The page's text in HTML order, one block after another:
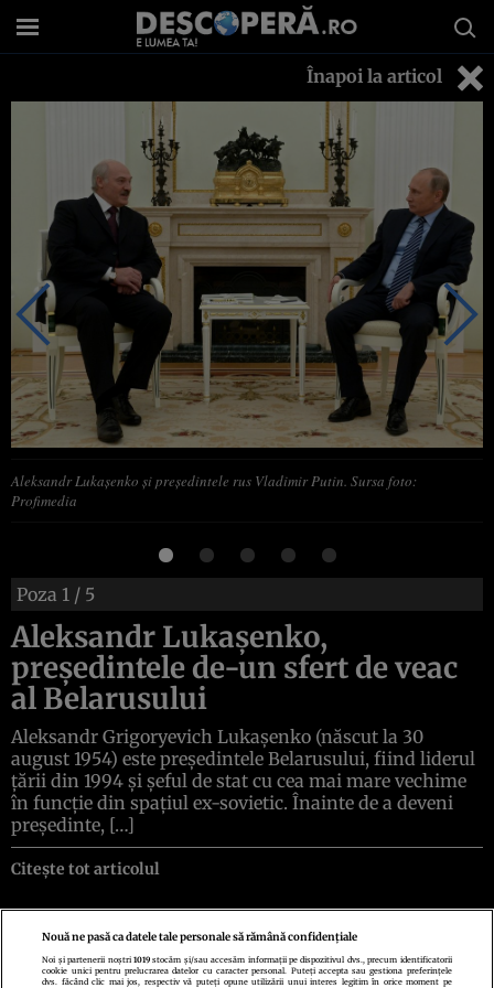
Înapoi la articol
Aleksandr Lukașenko și președintele rus Vladimir Putin. Sursa foto:
Profimedia
Poza 1 / 5
Aleksandr Lukașenko,
președintele de-un sfert de veac
al Belarusului
Aleksandr Grigoryevich Lukașenko (născut la 30
august 1954) este președintele Belarusului, fiind liderul
țării din 1994 și șeful de stat cu cea mai mare vechime
în funcție din spațiul ex-sovietic. Înainte de a deveni
președinte, […]
Citește tot articolul
Politica de confidenţialitate Politica de cookiesTermeni şi condiţii
Nouă ne pasă ca datele tale personale să rămână confidențiale
Noi și partenerii noștri1019 stocăm și/sau accesăm informații pe dispozitivul dvs., precum identificatorii
cookie unici pentru prelucrarea datelor cu caracter personal. Puteți accepta sau gestiona preferințele
dvs. făcând clic mai jos, respectiv vă puteți opune utilizării unui interes legitim în orice moment pe